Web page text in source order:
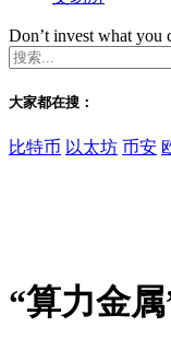
Don’t invest what you
大家都在搜：
比特币 以太坊 币安
“算力金